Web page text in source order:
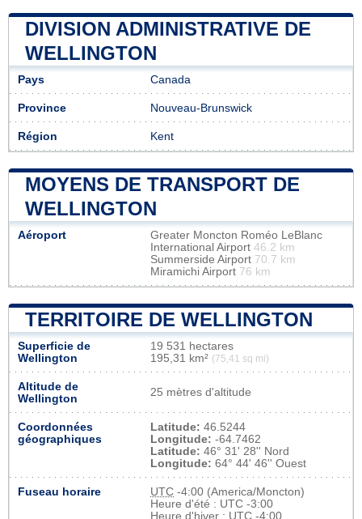
DIVISION ADMINISTRATIVE DE
WELLINGTON
Pays Canada
Province Nouveau-Brunswick
Région Kent
MOYENS DE TRANSPORT DE
WELLINGTON
Aéroport
Greater Moncton Roméo LeBlanc
International Airport 46.2 km
Summerside Airport 70.7 km
Miramichi Airport 76 km
TERRITOIRE DE WELLINGTON
Superficie de
Wellington
19 531 hectares
195,31 km² (75,41 sq mi)
Altitude de
Wellington
25 mètres d'altitude
Coordonnées
géographiques
Latitude: 46.5244
Longitude: -64.7462
Latitude: 46° 31' 28'' Nord
Longitude: 64° 44' 46'' Ouest
Fuseau horaire UTC -4:00 (America/Moncton)
Heure d'été : UTC -3:00
Heure d'hiver : UTC -4:00